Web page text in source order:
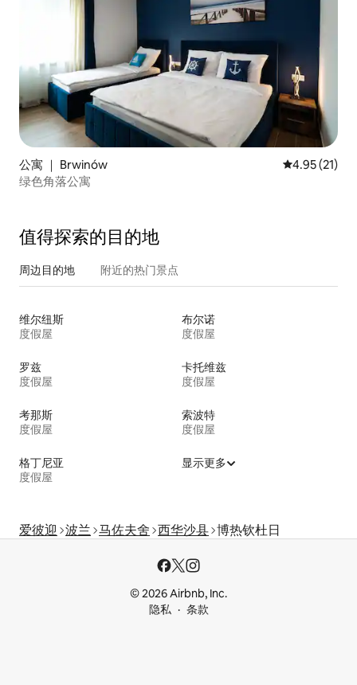
公寓 ｜ Brwinów 平均评分
4.95 (21)
绿色角落公寓
值得探索的目的地
周边目的地 附近的热门景点
维尔纽斯
度假屋
布尔诺
度假屋
罗兹
度假屋
卡托维兹
度假屋
考那斯
度假屋
索波特
度假屋
格丁尼亚
度假屋
显示更多
爱彼迎 波兰 马佐夫舍 西华沙县 博热钦杜日
© 2026 Airbnb, Inc.
隐私
条款